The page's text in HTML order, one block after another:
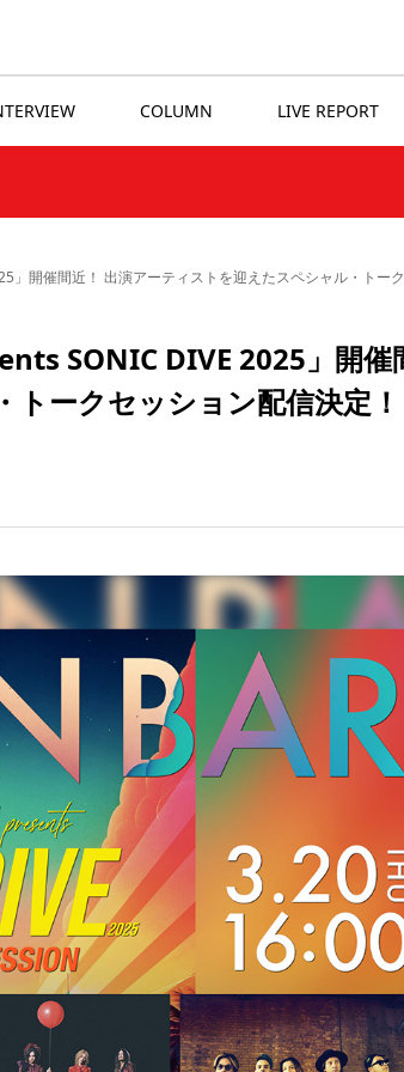
COLUMN LIVE REPORT
」開催間近！ 出演アーティストを迎えたスペシャル・トー
SONIC DIVE 2025」開催
ークセッション配信決定！